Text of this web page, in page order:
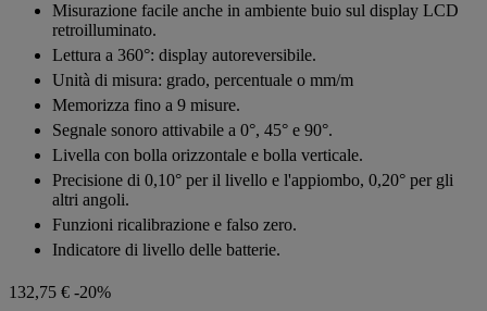
Misurazione facile anche in ambiente buio sul display LCD
retroilluminato.
Lettura a 360°: display autoreversibile.
Unità di misura: grado, percentuale o mm/m
Memorizza fino a 9 misure.
Segnale sonoro attivabile a 0°, 45° e 90°.
Livella con bolla orizzontale e bolla verticale.
Precisione di 0,10° per il livello e l'appiombo, 0,20° per gli
altri angoli.
Funzioni ricalibrazione e falso zero.
Indicatore di livello delle batterie.
132,75 € -20%